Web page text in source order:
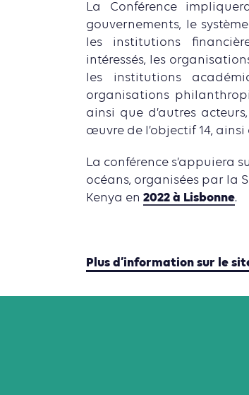
La Conférence
gouvernements, le
les institutions
intéressés, les
les institutions
organisations
ainsi que d’autres
œuvre de l’objectif 14,
La conférence s’appuiera
océans, organisées par la
Kenya en 2022 à Lisbonne.
Plus d’information sur le